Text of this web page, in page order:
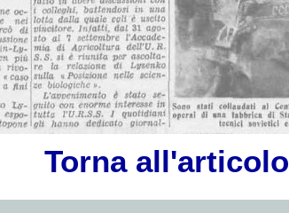
Torna all'articolo